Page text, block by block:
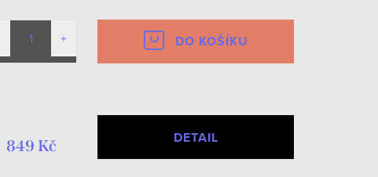
DO KOŠÍKU
849 Kč DETAIL